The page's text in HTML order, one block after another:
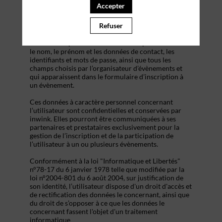
évènement, et de consulter les informations relatives
à l’organisation pratique et logistique d’un
le nom, le prénom et les données de contact, les
identifiants et mots de passe, ainsi que tous les
champs choisis par l’organisateur d’évènements et
qui apparaissent dans le formulaire d’inscription à
un évènement.
Ces données à caractère personnel concernant
l’utilisateur sont confidentielles et conservées par
inwink. Elles pourront être communiquées à ses
partenaires et prestataires exclusivement pour la
gestion de l’inscription et de la participation de
l’utilisateur à un ou plusieurs évènements.
Conformément à la loi "Informatique et Libertés"
n°78-17 du 6 janvier 1978 telle que modifiée par la
loi n°2004-801 du 6 août 2004, sur justification de
son identité, l’utilisateur dispose d'un droit d'accès et
de rectification des données le concernant, ainsi que
du droit de s’opposer à ce que les données le
concernant fassent l'objet d'un traitement
informatique
Accepter
Refuser